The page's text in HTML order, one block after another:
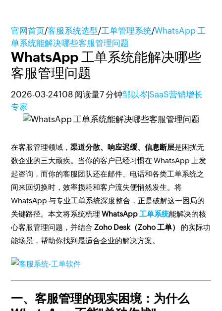
官网首页/客服系统选型/工单管理系统/WhatsApp 工
单系统能解决哪些客服管理问题
WhatsApp 工单系统能解决哪些
客服管理问题
2026-03-24108 阅读量7 分钟邹以岑|SaaS营销增长
专家
在客服管理领域，渠道分散、响应迟缓、信息断层是困扰无
数企业的三大顽疾。当你的客户已经习惯在 WhatsApp 上发
起咨询，而你的客服团队还在邮件、电话和各类工单系统之
间来回切换时，效率损耗和客户流失便悄然发生。将
WhatsApp 与专业工单系统深度整合，正是破解这一困局的
关键路径。本文将系统梳理WhatsApp工单系统能解决的核
心客服管理问题，并结合Zoho Desk（Zoho 工单）
的实际功
能场景，帮助你找到最适合企业的解决方案。
一、客服管理的现实困境：为什么